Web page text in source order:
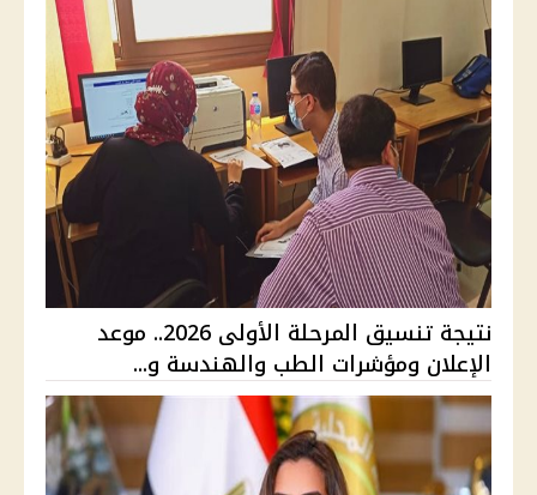
نتيجة تنسيق المرحلة الأولى 2026.. موعد
الإعلان ومؤشرات الطب والهندسة و...